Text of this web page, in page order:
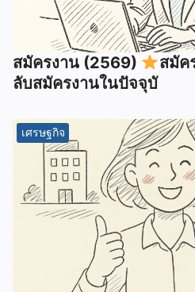
สมัครงาน (2569)
สมัค
ลับสมัครงานในปัจจุบั
เศรษฐกิจ